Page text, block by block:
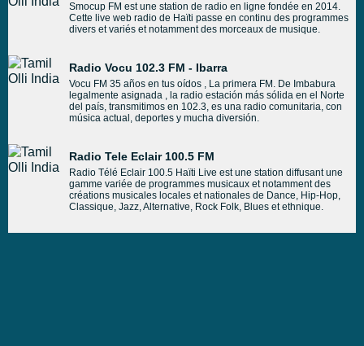
Smocup FM est une station de radio en ligne fondée en 2014.
Cette live web radio de Haïti passe en continu des programmes
divers et variés et notamment des morceaux de musique.
Radio Vocu 102.3 FM - Ibarra
Vocu FM 35 años en tus oídos , La primera FM. De Imbabura
legalmente asignada , la radio estación más sólida en el Norte
del país, transmitimos en 102.3, es una radio comunitaria, con
música actual, deportes y mucha diversión.
Radio Tele Eclair 100.5 FM
Radio Télé Eclair 100.5 Haïti Live est une station diffusant une
gamme variée de programmes musicaux et notamment des
créations musicales locales et nationales de Dance, Hip-Hop,
Classique, Jazz, Alternative, Rock Folk, Blues et ethnique.